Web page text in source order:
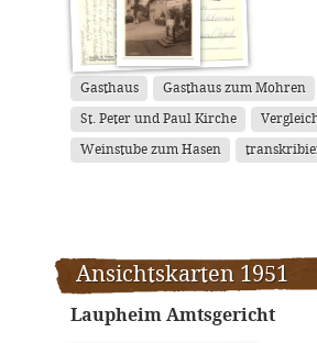
Gasthaus Gasthaus zum Mohren
St. Peter und Paul Kirche
Weinstube zum Hasen
Ansichtskarten 1951
Laupheim Amtsgericht